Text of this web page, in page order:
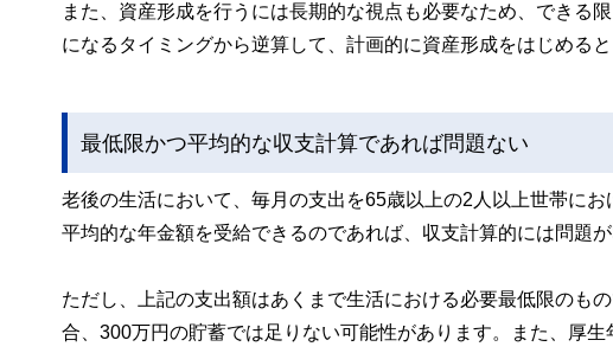
また、資産形成を行うには長期的な視点も必要なため、できる
になるタイミングから逆算して、計画的に資産形成をはじめると
最低限かつ平均的な収支計算であれば問題ない
老後の生活において、毎月の支出を65歳以上の2人以上世帯に
平均的な年金額を受給できるのであれば、収支計算的には問題が
ただし、上記の支出額はあくまで生活における必要最低限のも
合、300万円の貯蓄では足りない可能性があります。また、厚